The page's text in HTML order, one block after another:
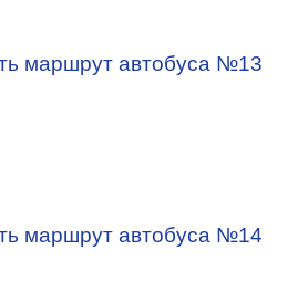
маршрут автобуса №13
маршрут автобуса №14